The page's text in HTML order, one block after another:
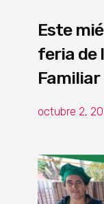
Este
feria de
Familiar
octubre 2,